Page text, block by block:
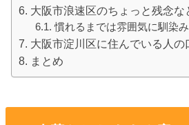
大阪市浪速区のちょっと残念な
慣れるまでは雰囲気に馴染
大阪市淀川区に住んでいる人
まとめ